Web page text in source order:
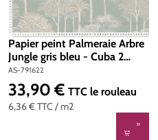
Papier peint Palmeraie Arbre
Jungle gris bleu - Cuba 2
d'A.S. Création | Réf. AS-
791622
AS-791622
6,36 €TTC / m2
Prix régulier :
33,90 € TTC le rouleau